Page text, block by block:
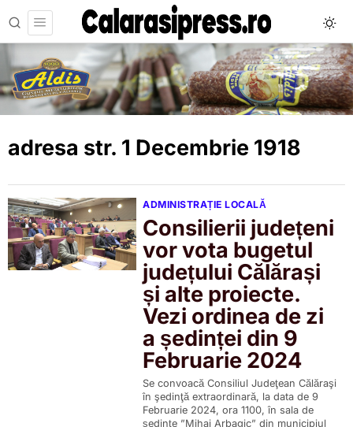
adresa str. 1 Decembrie 1918
ADMINISTRAȚIE LOCALĂ
Consilierii județeni
vor vota bugetul
județului Călărași
și alte proiecte.
Vezi ordinea de zi
a ședinței din 9
Februarie 2024
Se convoacă Consiliul Judeţean Călăraşi
în şedinţă extraordinară, la data de 9
Februarie 2024, ora 1100, în sala de
şedinţe ”Mihai Arbagic” din municipiul